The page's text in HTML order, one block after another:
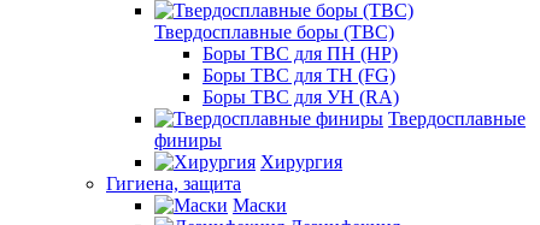
Твердосплавные боры (ТВС)
Боры ТВС для ПН (HP)
Боры ТВС для ТН (FG)
Боры ТВС для УН (RA)
Твердосплавные
финиры
Хирургия
Гигиена, защита
Маски